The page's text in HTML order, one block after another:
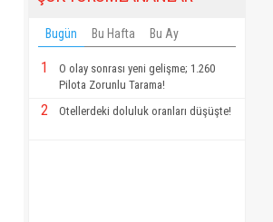
Bugün Bu Hafta Bu Ay
1
O olay sonrası yeni gelişme; 1.260
Pilota Zorunlu Tarama!
2 Otellerdeki doluluk oranları düşüşte!